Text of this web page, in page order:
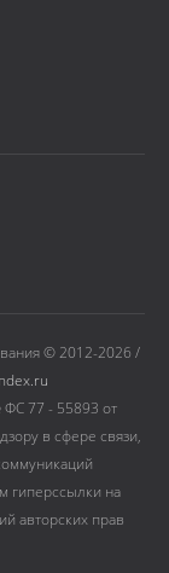
© 2012-2026 /
77 - 55893 от
в сфере связи,
гиперссылки на
авторских прав